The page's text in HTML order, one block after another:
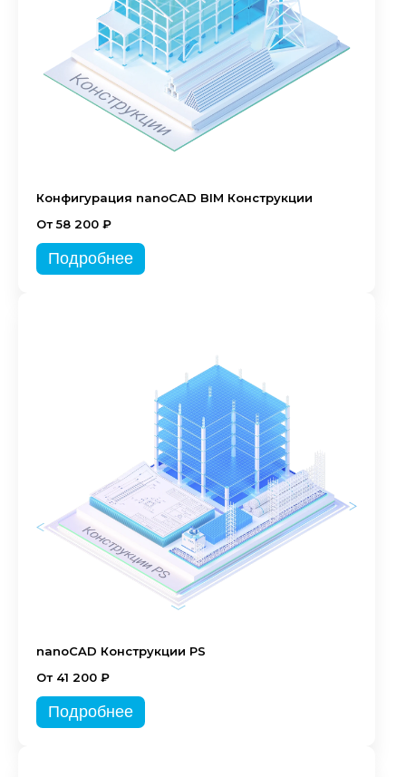
Конфигурация nanoCAD BIM Конструкции
От 58 200 ₽
Подробнее
nanoCAD Конструкции PS
От 41 200 ₽
Подробнее